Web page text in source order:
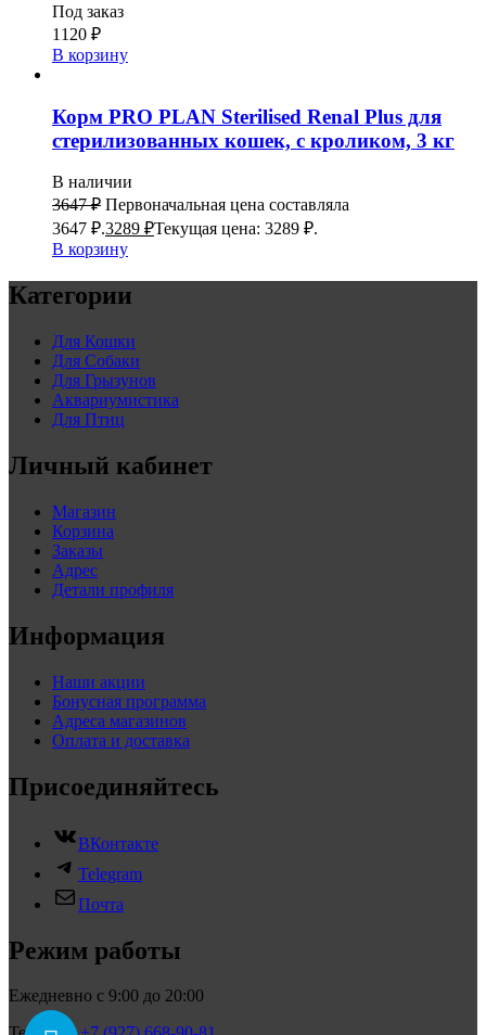
Под заказ
1120 ₽
В корзину
Корм PRO PLAN Sterilised Renal Plus для
стерилизованных кошек, с кроликом, 3 кг
В наличии
3647₽ Первоначальная цена составляла
3647 ₽.3289 ₽Текущая цена: 3289 ₽.
В корзину
Категории
Для Кошки
Для Собаки
Для Грызунов
Аквариумистика
Для Птиц
Личный кабинет
Магазин
Корзина
Заказы
Адрес
Детали профиля
Информация
Наши акции
Бонусная программа
Адреса магазинов
Оплата и доставка
Присоединяйтесь
ВКонтакте
Telegram
Почта
Режим работы
Ежедневно с 9:00 до 20:00